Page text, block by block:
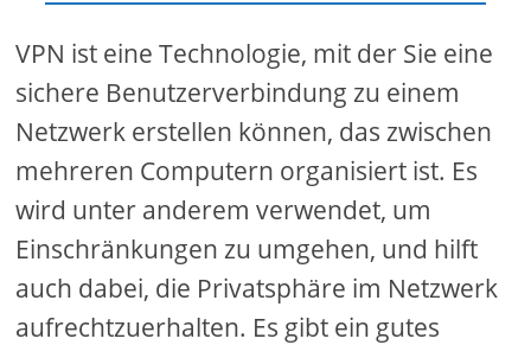
VPN ist eine Technologie, mit der Sie eine
sichere Benutzerverbindung zu einem
Netzwerk erstellen können, das zwischen
mehreren Computern organisiert ist. Es
wird unter anderem verwendet, um
Einschränkungen zu umgehen, und hilft
auch dabei, die Privatsphäre im Netzwerk
aufrechtzuerhalten. Es gibt ein gutes